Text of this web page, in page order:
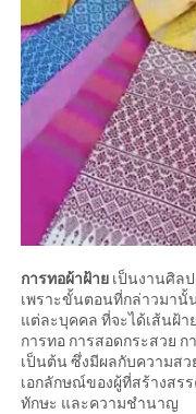
การทอผ้าฝ้าย เป็นงานศิล
เพราะขั้นตอนที่กล่าวมานั้
แต่ละบุคคล ที่จะได้เส้นฝ้
การทอ การสอดกระสวย
เป็นต้น ซึ่งมีผลกับความสว
เอกลักษณ์ของผู้ที่สร้างสร
ทักษะ และความชำนาญ